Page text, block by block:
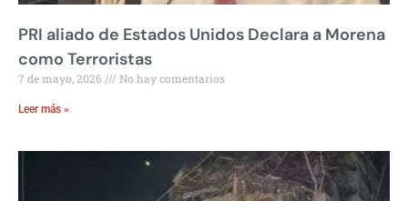
PRI aliado de Estados Unidos Declara a Morena
como Terroristas
7 de mayo, 2026 No hay comentarios
Leer más »